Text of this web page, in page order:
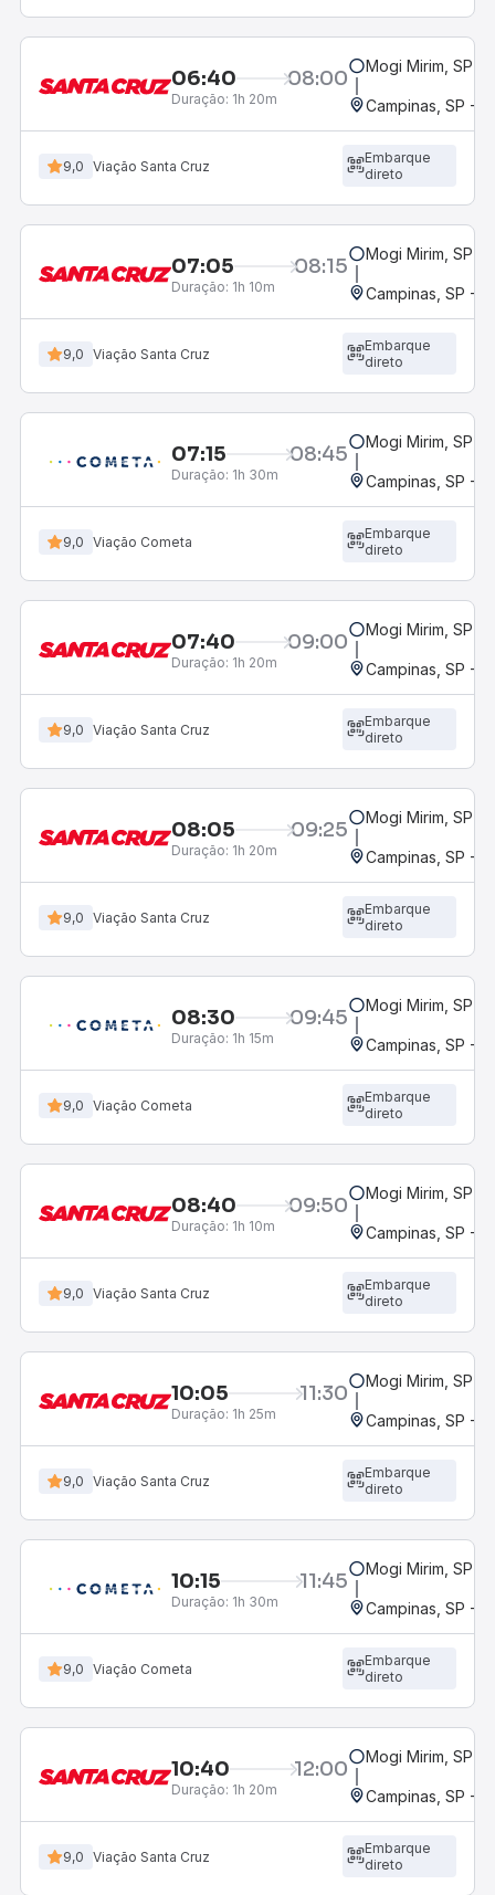
06:40 08:00
Duração: 1h 20m
Mogi Mirim, SP
Campinas, SP -
9,0 Viação Santa Cruz
Embarque
direto
07:05 08:15
Duração: 1h 10m
Mogi Mirim, SP
Campinas, SP -
9,0 Viação Santa Cruz
Embarque
direto
07:15 08:45
Duração: 1h 30m
Mogi Mirim, SP
Campinas, SP -
9,0 Viação Cometa
Embarque
direto
07:40 09:00
Duração: 1h 20m
Mogi Mirim, SP
Campinas, SP -
9,0 Viação Santa Cruz
Embarque
direto
08:05 09:25
Duração: 1h 20m
Mogi Mirim, SP
Campinas, SP -
9,0 Viação Santa Cruz
Embarque
direto
08:30 09:45
Duração: 1h 15m
Mogi Mirim, SP
Campinas, SP -
9,0 Viação Cometa
Embarque
direto
08:40 09:50
Duração: 1h 10m
Mogi Mirim, SP
Campinas, SP -
9,0 Viação Santa Cruz
Embarque
direto
10:05 11:30
Duração: 1h 25m
Mogi Mirim, SP
Campinas, SP -
9,0 Viação Santa Cruz
Embarque
direto
10:15 11:45
Duração: 1h 30m
Mogi Mirim, SP
Campinas, SP -
9,0 Viação Cometa
Embarque
direto
10:40 12:00
Duração: 1h 20m
Mogi Mirim, SP
Campinas, SP -
9,0 Viação Santa Cruz
Embarque
direto